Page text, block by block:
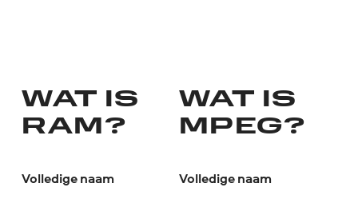
WAT IS
RAM?
Volledige naam
WAT IS
MPEG?
Volledige naam